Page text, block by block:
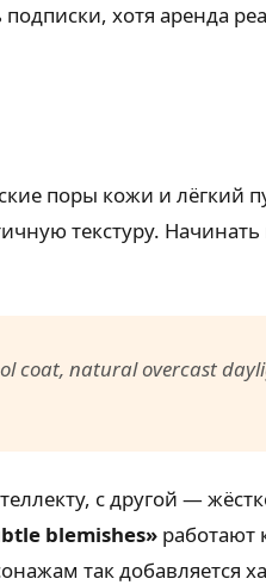
хотя аренда
поры кожи и лёгкий
текстуру.
coat, natural overcast
с другой —
blemishes» работают
так добавляется